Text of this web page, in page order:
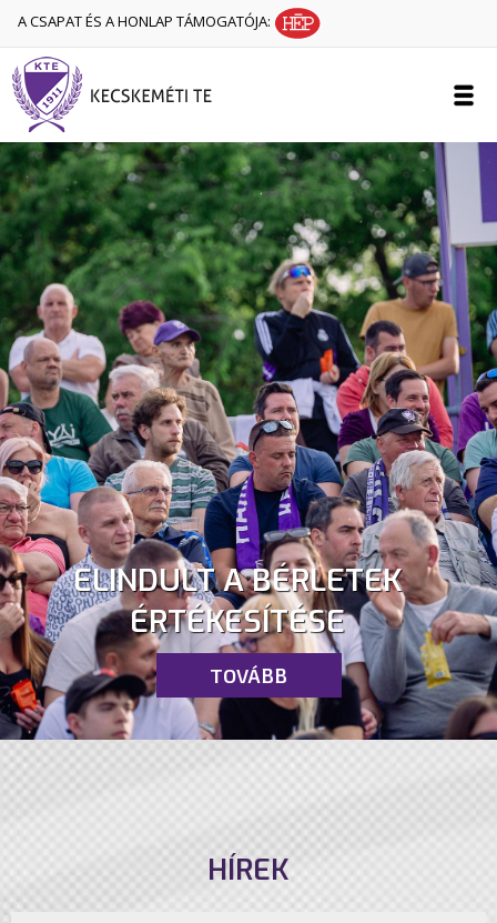
A CSAPAT ÉS A HONLAP TÁMOGATÓJA:
ELINDULT A BÉRLETEK
ÉRTÉKESÍTÉSE
TOVÁBB
HÍREK